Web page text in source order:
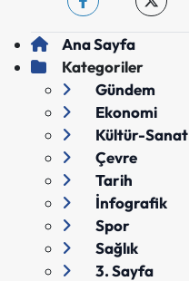
Ana Sayfa
Kategoriler
Gündem
Ekonomi
Kültür-Sanat
Çevre
Tarih
İnfografik
Spor
Sağlık
3. Sayfa